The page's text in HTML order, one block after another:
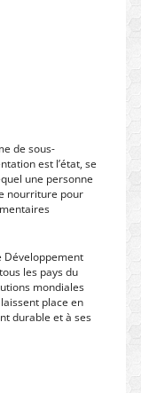
de sous-
est l’état, se
une personne
nourriture pour
Développement
les pays du
mondiales
place en
durable et à ses